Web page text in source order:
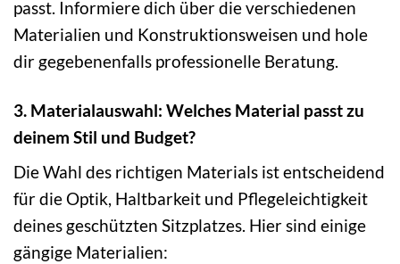
passt. Informiere dich über die verschiedenen
Materialien und Konstruktionsweisen und hole
dir gegebenenfalls professionelle Beratung.
3. Materialauswahl: Welches Material passt zu
deinem Stil und Budget?
Die Wahl des richtigen Materials ist entscheidend
für die Optik, Haltbarkeit und Pflegeleichtigkeit
deines geschützten Sitzplatzes. Hier sind einige
gängige Materialien: